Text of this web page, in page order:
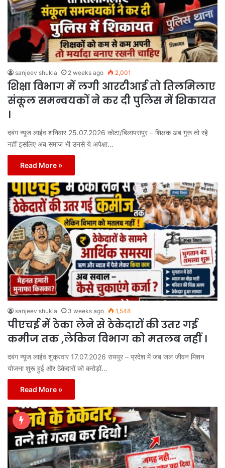
sanjeev shukla 2 weeks ago 2,001
शिक्षा विभाग में लगी आरटीआई तो तिलमिलाए
संकूल समन्वयकों ने कर दी पुलिस में शिकायत
।
दबंग न्यूज लाईव शनिवार 25.07.2026 कोटा/बिलापसपुर – शिक्षक अब गुरू तो रहे
नहीं इसलिए अब समाज भी उनसे ये अपेक्षा…
Read More »
sanjeev shukla 3 weeks ago 1,548
पीएचई में ठेका लेने से ठेकेदारों की उतर गई
कमीज तक ,लेकिन विभाग को मतलब नहीं ।
दबंग न्यूज लाईव शुक्रवार 17.07.2026 रायपुर – प्रदेश में जब जल जीवन मिशन
योजना शुरू हुई और ठेकेदारों को करोड़ों…
Read More »